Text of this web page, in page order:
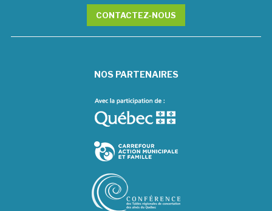
CONTACTEZ-NOUS
NOS PARTENAIRES